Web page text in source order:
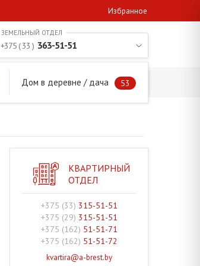
Избранное
Дом в деревне / дача 53
+375 ( 33 ) 363-51-51
КВАРТИРНЫЙ
ОТДЕЛ
+375 (33) 315-51-51
+375 (29) 315-51-51
+375 (162) 51-51-71
+375 (162) 51-51-72
kvartira@a-brest.by